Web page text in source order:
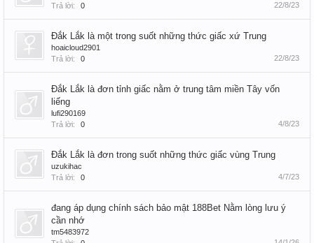
Trả lời:
0 22/8/23
Đắk Lắk là một trong suốt những thức giấc xứ Trung
hoaicloud2901
Trả lời:
0 22/8/23
Đắk Lắk là đơn tỉnh giấc nằm ở trung tâm miền Tây vốn
liếng
lufi290169
Trả lời:
0 4/8/23
Đắk Lắk là đơn trong suốt những thức giấc vùng Trung
uzukihac
Trả lời:
0 4/7/23
đang áp dụng chính sách bảo mật 188Bet Nằm lòng lưu ý
cần nhớ
tm5483972